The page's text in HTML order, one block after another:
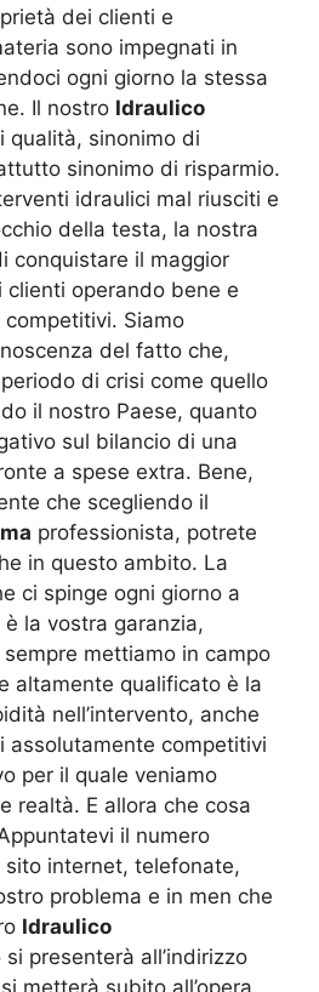
dei clienti e
sono impegnati in
ogni giorno la stessa
Il nostro Idraulico
qualità, sinonimo di
sinonimo di risparmio.
idraulici mal riusciti e
della testa, la nostra
conquistare il maggior
clienti operando bene e
Siamo
del fatto che,
di crisi come quello
il nostro Paese, quanto
sul bilancio di una
a spese extra. Bene,
che scegliendo il
professionista, potrete
in questo ambito. La
ci spinge ogni giorno a
la vostra garanzia,
sempre mettiamo in campo
altamente qualificato è la
nell’intervento, anche
assolutamente competitivi
per il quale veniamo
realtà. E allora che cosa
il numero
internet, telefonate,
problema e in men che
Idraulico
presenterà all’indirizzo
metterà subito all’opera.